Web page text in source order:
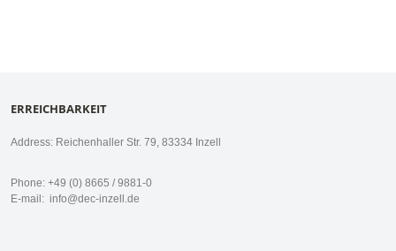
ERREICHBARKEIT
Address: Reichenhaller Str. 79, 83334 Inzell
Phone: +49 (0) 8665 / 9881-0
E-mail: info@dec-inzell.de